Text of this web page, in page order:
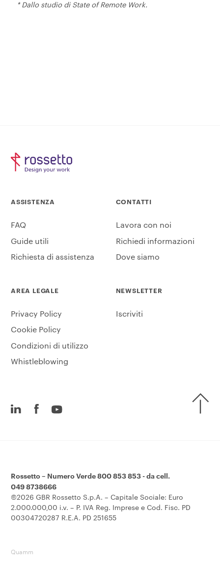
* Dallo studio di State of Remote Work.
ASSISTENZA
FAQ
Guide utili
Richiesta di assistenza
CONTATTI
Lavora con noi
Richiedi informazioni
Dove siamo
AREA LEGALE
Privacy Policy
Cookie Policy
Condizioni di utilizzo
Whistleblowing
NEWSLETTER
Iscriviti
Rossetto – Numero Verde 800 853 853 - da cell.
049 8738666
©2026 GBR Rossetto S.p.A. – Capitale Sociale: Euro
2.000.000,00 i.v. – P. IVA Reg. Imprese e Cod. Fisc. PD
00304720287 R.E.A. PD 251655
Quamm